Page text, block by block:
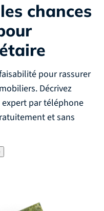
chances
pour rassurer
Décrivez
par téléphone
et sans